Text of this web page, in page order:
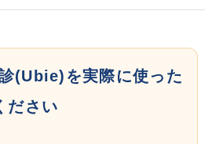
(Ubie)を実際に使った
ださい